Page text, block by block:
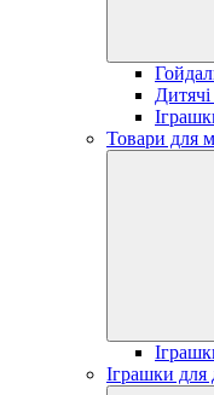
Товари для
Іграшки для